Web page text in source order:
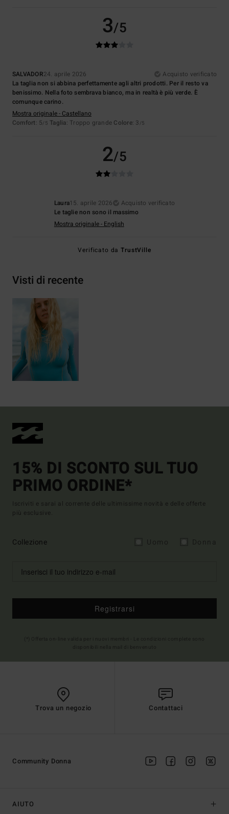
3/5
SALVADOR24. aprile 2026
Acquisto verificato
La taglia non si abbina perfettamente agli altri prodotti. Per il resto va
benissimo. Nella foto sembrava bianco, ma in realtà è più verde. È
comunque carino.
Mostra originale - Castellano
Comfort: 5/5 Taglia: Troppo grande Colore: 3 /5
2/5
Laura15. aprile 2026
Acquisto verificato
Le taglie non sono il massimo
Mostra originale - English
Verificato daTrustVille
Visti di recente
15% DI SCONTO SUL TUO
PRIMO ORDINE*
Iscriviti e sarai al corrente delle ultimissime novità e delle offerte
più esclusive.
Collezione
Registrarsi
Trova un negozio Contattaci
AIUTO
Community Donna